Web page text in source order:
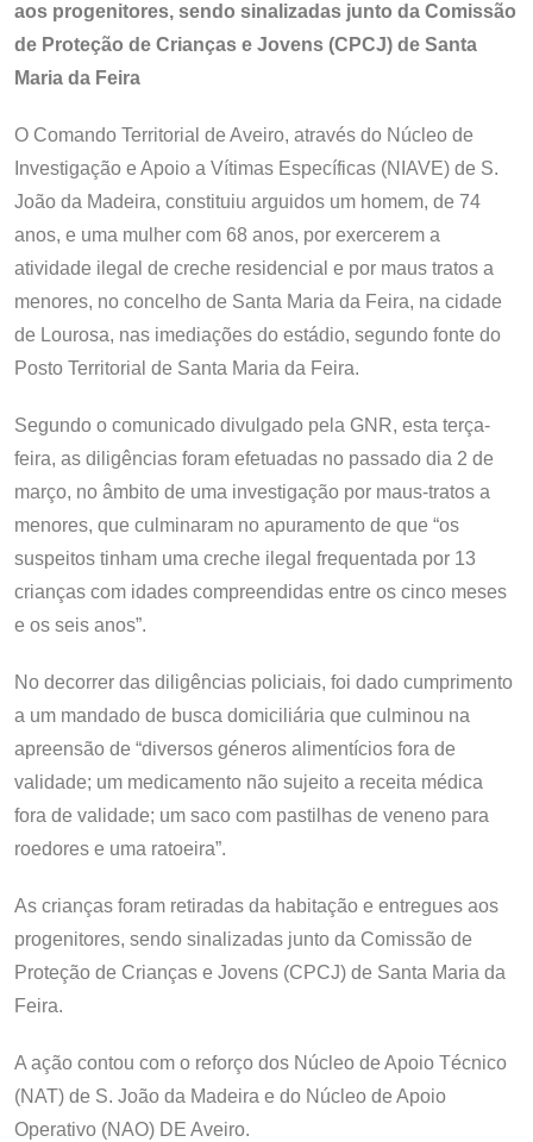
aos progenitores, sendo sinalizadas junto da Comissão
de Proteção de Crianças e Jovens (CPCJ) de Santa
Maria da Feira
O Comando Territorial de Aveiro, através do Núcleo de
Investigação e Apoio a Vítimas Específicas (NIAVE) de S.
João da Madeira, constituiu arguidos um homem, de 74
anos, e uma mulher com 68 anos, por exercerem a
atividade ilegal de creche residencial e por maus tratos a
menores, no concelho de Santa Maria da Feira, na cidade
de Lourosa, nas imediações do estádio, segundo fonte do
Posto Territorial de Santa Maria da Feira.
Segundo o comunicado divulgado pela GNR, esta terça-
feira, as diligências foram efetuadas no passado dia 2 de
março, no âmbito de uma investigação por maus-tratos a
menores, que culminaram no apuramento de que “os
suspeitos tinham uma creche ilegal frequentada por 13
crianças com idades compreendidas entre os cinco meses
e os seis anos”.
No decorrer das diligências policiais, foi dado cumprimento
a um mandado de busca domiciliária que culminou na
apreensão de “diversos géneros alimentícios fora de
validade; um medicamento não sujeito a receita médica
fora de validade; um saco com pastilhas de veneno para
roedores e uma ratoeira”.
As crianças foram retiradas da habitação e entregues aos
progenitores, sendo sinalizadas junto da Comissão de
Proteção de Crianças e Jovens (CPCJ) de Santa Maria da
Feira.
A ação contou com o reforço dos Núcleo de Apoio Técnico
(NAT) de S. João da Madeira e do Núcleo de Apoio
Operativo (NAO) DE Aveiro.